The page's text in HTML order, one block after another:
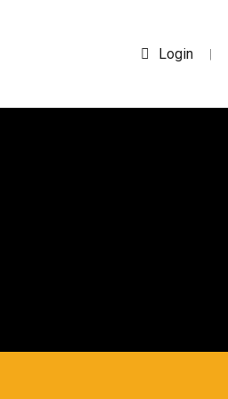
Login |